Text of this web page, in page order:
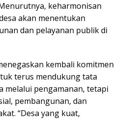
keharmonisan
akan menentukan
dan pelayanan publik di
kembali komitmen
terus mendukung tata
melalui pengamanan, tetapi
pembangunan, dan
“Desa yang kuat,